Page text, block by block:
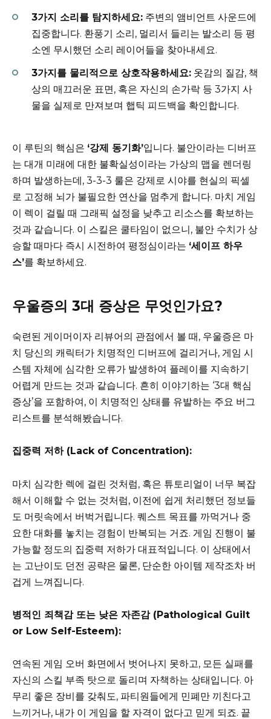
3가지 소리를 탐지하세요: 주변의 앰비언트 사운드에
집중합니다. 환풍기 소리, 멀리서 들리는 발소리 등 평
소엔 무시했던 소리 레이어들을 찾아내세요.
3가지를 물리적으로 상호작용하세요: 옷감의 질감, 책
상의 매끄러운 표면, 혹은 자신의 손가락 등 3가지 사
물을 실제로 만져보며 햅틱 피드백을 확인합니다.
이 루틴의 핵심은 ‘강제 동기화’입니다. 불안이라는 디버프
는 대개 미래에 대한 불확실성이라는 가상의 맵을 렌더링
하며 발생하는데, 3-3-3 룰은 강제로 시야를 현실의 픽셀
로 고정해 뇌가 불필요한 연산을 멈추게 합니다. 마치 게임
이 렉이 걸릴 때 그래픽 설정을 낮추고 리소스를 확보하는
것과 같습니다. 이 스킬은 쿨타임이 없으니, 불안 수치가 상
승할 때마다 즉시 시전하여 평정심이라는 ‘세이프 하우
스’를 확보하세요.
우울증의 3대 증상은 무엇인가요?
숙련된 게이머이자 리뷰어의 관점에서 볼 때, 우울증은 마
치 당신의 캐릭터가 치명적인 디버프에 걸리거나, 게임 시
스템 자체에 심각한 오류가 발생하여 플레이를 지속하기
어렵게 만드는 것과 같습니다. 흔히 이야기하는 ‘3대 핵심
증상’을 포함하여, 이 치명적인 상태를 유발하는 주요 버그
리스트를 분석해봤습니다.
집중력 저하 (Lack of Concentration):
마치 심각한 렉에 걸린 것처럼, 혹은 튜토리얼이 너무 복잡
해서 이해할 수 없는 것처럼, 이전에 쉽게 처리했던 정보들
도 머릿속에서 버벅거립니다. 퀘스트 목표를 까먹거나 중
요한 대화를 놓치는 경험이 반복되는 거죠. 게임 진행이 불
가능할 정도의 집중력 저하가 대표적입니다. 이 상태에서
는 고난이도 던전 공략은 물론, 단순한 아이템 제작조차 버
겁게 느껴집니다.
병적인 죄책감 또는 낮은 자존감 (Pathological Guilt
or Low Self-Esteem):
연속된 게임 오버 화면에서 벗어나지 못하고, 모든 실패를
자신의 스킬 부족 탓으로 돌리며 자책하는 상태입니다. 아
무리 좋은 장비를 갖춰도, 파티원들에게 민폐만 끼친다고
느끼거나, 내가 이 게임을 할 자격이 없다고 믿게 되죠. 끝